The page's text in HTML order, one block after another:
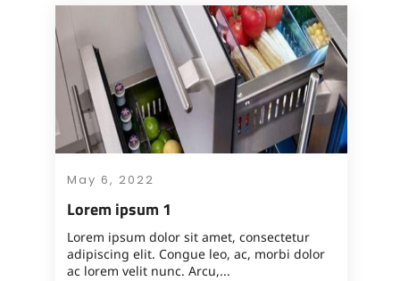
May 6, 2022
Lorem ipsum 1
Lorem ipsum dolor sit amet, consectetur
adipiscing elit. Congue leo, ac, morbi dolor
ac lorem velit nunc. Arcu,...